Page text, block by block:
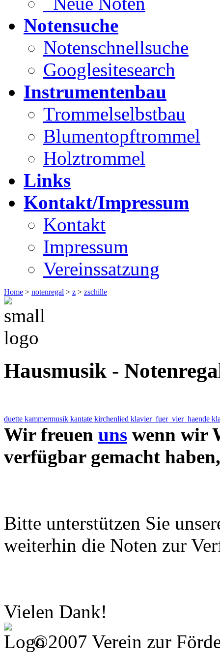
Notensuche
Notenschnellsuche
Googlesitesearch
Instrumentenbau
Trommelselbstbau
Blumentopftrommel
Holztrommel
Links
Kontakt/Impressum
Kontakt
Impressum
Vereinssatzung
Home > notenregal > z > zschille
Hausmusik -
duette kammermusik kantate kirchenlied klavier_fuer_vier_haende
Wir freuen uns wenn wir
verfügbar gemacht
Bitte unterstützen Sie
weiterhin die Noten zur
Vielen Dank!
©2007 Verein zur